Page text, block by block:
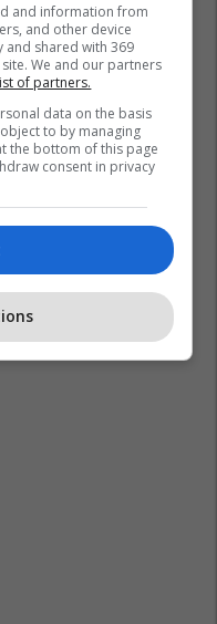
Recep Tayyip Erdogan
and information from
and other device
and shared with 369
We and our partners
of partners.
data on the basis
to by managing
the bottom of this page
consent in privacy